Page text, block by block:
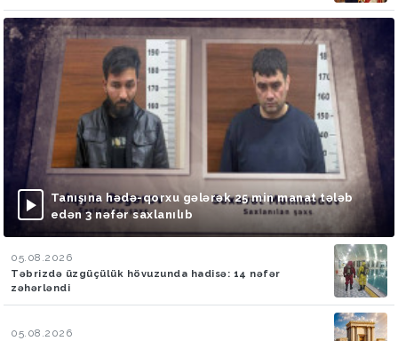
Tanışına hədə-qorxu gələrək 25 min manat tələb
edən 3 nəfər saxlanılıb
05.08.2026
Təbrizdə üzgüçülük hövuzunda hadisə: 14 nəfər
zəhərləndi
05.08.2026